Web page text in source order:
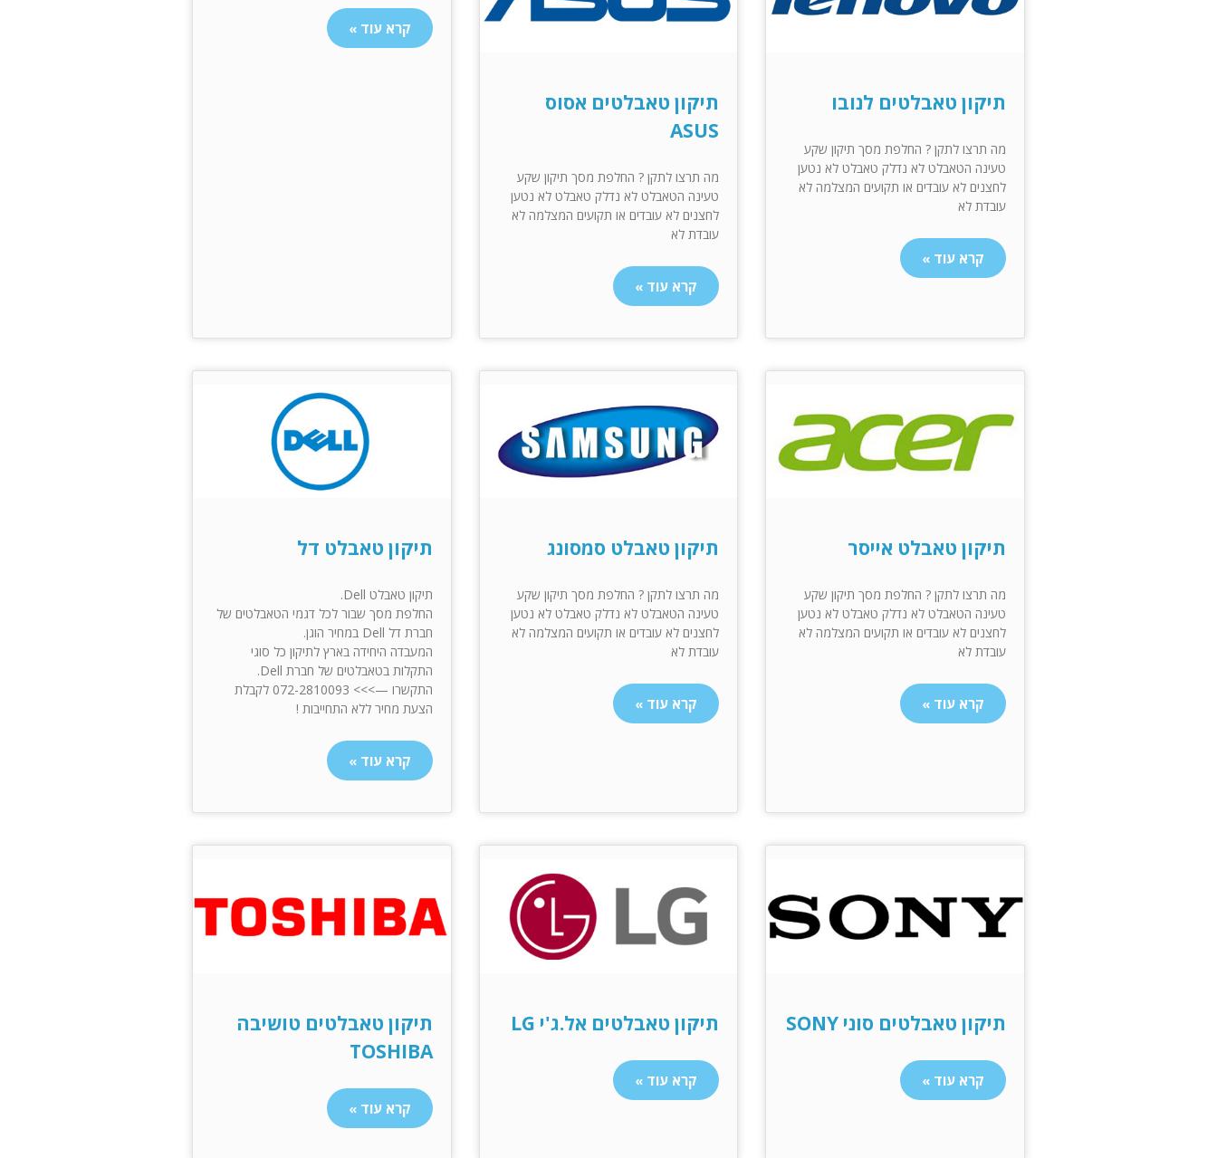
תיקון טאבלטים לנובו
מה תרצו לתקן ? החלפת מסך תיקון שקע
טעינה הטאבלט לא נדלק טאבלט לא נטען
לחצנים לא עובדים או תקועים המצלמה לא
עובדת לא
קרא עוד »
תיקון טאבלטים אסוס
ASUS
מה תרצו לתקן ? החלפת מסך תיקון שקע
טעינה הטאבלט לא נדלק טאבלט לא נטען
לחצנים לא עובדים או תקועים המצלמה לא
עובדת לא
קרא עוד »
קרא עוד »
תיקון טאבלט אייסר
מה תרצו לתקן ? החלפת מסך תיקון שקע
טעינה הטאבלט לא נדלק טאבלט לא נטען
לחצנים לא עובדים או תקועים המצלמה לא
עובדת לא
קרא עוד »
תיקון טאבלט סמסונג
מה תרצו לתקן ? החלפת מסך תיקון שקע
טעינה הטאבלט לא נדלק טאבלט לא נטען
לחצנים לא עובדים או תקועים המצלמה לא
עובדת לא
קרא עוד »
תיקון טאבלט דל
תיקון טאבלט Dell.
החלפת מסך שבור לכל דגמי הטאבלטים של
חברת דל Dell במחיר הוגן.
המעבדה היחידה בארץ לתיקון כל סוגי
התקלות בטאבלטים של חברת Dell.
התקשרו —>>> 072-2810093 לקבלת
הצעת מחיר ללא התחייבות !
קרא עוד »
תיקון טאבלטים סוני SONY
קרא עוד »
תיקון טאבלטים אל.ג'י LG
קרא עוד »
תיקון טאבלטים טושיבה
TOSHIBA
קרא עוד »